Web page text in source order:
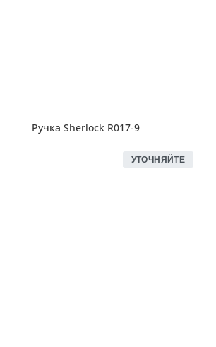
Ручка Sherlock R017-9
УТОЧНЯЙТЕ